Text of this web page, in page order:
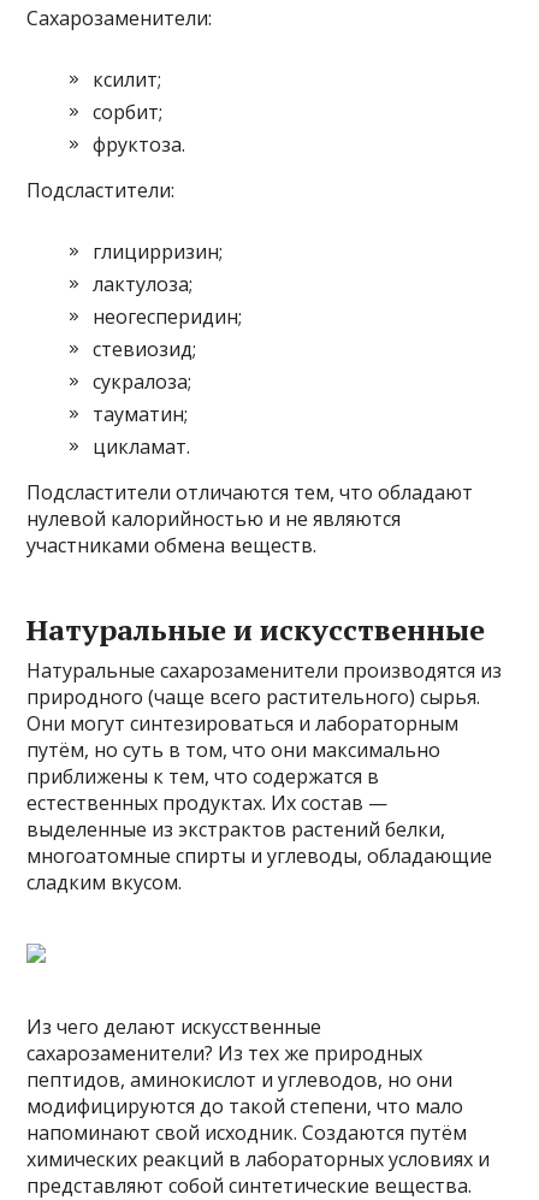
Сахарозаменители:
ксилит;
сорбит;
фруктоза.
Подсластители:
глицирризин;
лактулоза;
неогесперидин;
стевиозид;
сукралоза;
тауматин;
цикламат.
Подсластители отличаются тем, что обладают
нулевой калорийностью и не являются
участниками обмена веществ.
Натуральные и искусственные
Натуральные сахарозаменители производятся из
природного (чаще всего растительного) сырья.
Они могут синтезироваться и лабораторным
путём, но суть в том, что они максимально
приближены к тем, что содержатся в
естественных продуктах. Их состав —
выделенные из экстрактов растений белки,
многоатомные спирты и углеводы, обладающие
сладким вкусом.
Из чего делают искусственные
сахарозаменители? Из тех же природных
пептидов, аминокислот и углеводов, но они
модифицируются до такой степени, что мало
напоминают свой исходник. Создаются путём
химических реакций в лабораторных условиях и
представляют собой синтетические вещества.